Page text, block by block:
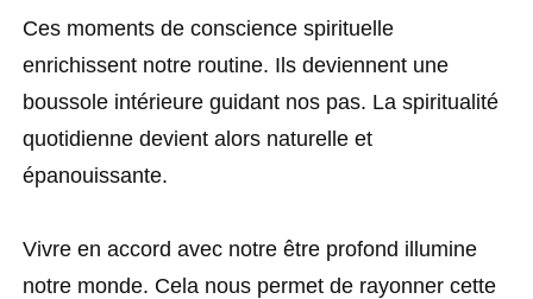
Ces moments de conscience spirituelle
enrichissent notre routine. Ils deviennent une
boussole intérieure guidant nos pas. La spiritualité
quotidienne devient alors naturelle et
épanouissante.
Vivre en accord avec notre être profond illumine
notre monde. Cela nous permet de rayonner cette